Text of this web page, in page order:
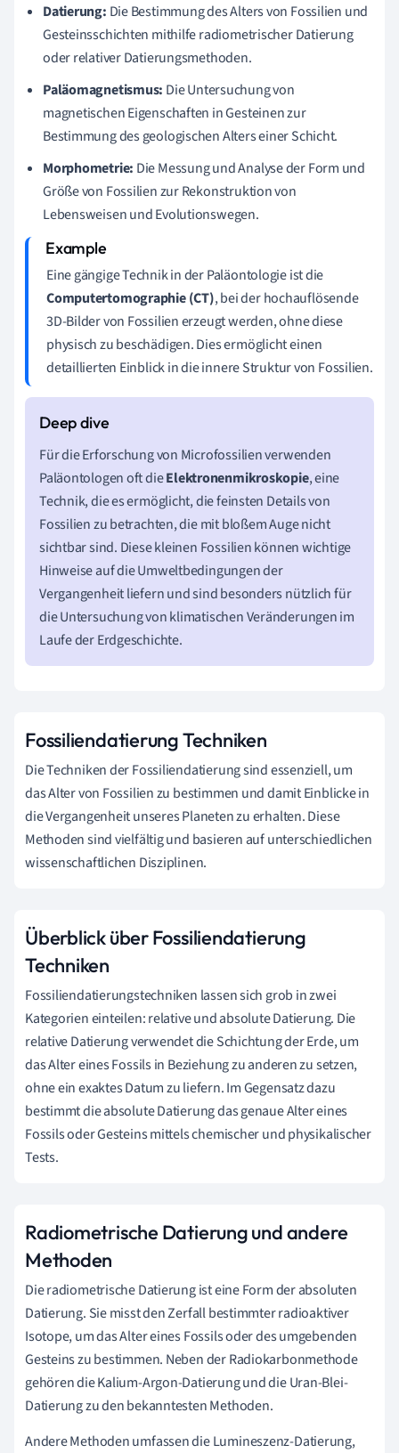
Datierung: Die Bestimmung des Alters von Fossilien und
Gesteinsschichten mithilfe radiometrischer Datierung
oder relativer Datierungsmethoden.
Paläomagnetismus: Die Untersuchung von
magnetischen Eigenschaften in Gesteinen zur
Bestimmung des geologischen Alters einer Schicht.
Morphometrie: Die Messung und Analyse der Form und
Größe von Fossilien zur Rekonstruktion von
Lebensweisen und Evolutionswegen.
Eine gängige Technik in der Paläontologie ist die
Computertomographie (CT), bei der hochauflösende
3D-Bilder von Fossilien erzeugt werden, ohne diese
physisch zu beschädigen. Dies ermöglicht einen
detaillierten Einblick in die innere Struktur von Fossilien.
Für die Erforschung von Microfossilien verwenden
Paläontologen oft dieElektronenmikroskopie, eine
Technik, die es ermöglicht, die feinsten Details von
Fossilien zu betrachten, die mit bloßem Auge nicht
sichtbar sind. Diese kleinen Fossilien können wichtige
Hinweise auf die Umweltbedingungen der
Vergangenheit liefern und sind besonders nützlich für
die Untersuchung von klimatischen Veränderungen im
Laufe der Erdgeschichte.
Fossiliendatierung Techniken
Die Techniken der Fossiliendatierung sind essenziell, um
das Alter von Fossilien zu bestimmen und damit Einblicke in
die Vergangenheit unseres Planeten zu erhalten. Diese
Methoden sind vielfältig und basieren auf unterschiedlichen
wissenschaftlichen Disziplinen.
Überblick über Fossiliendatierung
Techniken
Fossiliendatierungstechniken lassen sich grob in zwei
Kategorien einteilen: relative und absolute Datierung. Die
relative Datierung verwendet die Schichtung der Erde, um
das Alter eines Fossils in Beziehung zu anderen zu setzen,
ohne ein exaktes Datum zu liefern. Im Gegensatz dazu
bestimmt die absolute Datierung das genaue Alter eines
Fossils oder Gesteins mittels chemischer und physikalischer
Tests.
Radiometrische Datierung und andere
Methoden
Die radiometrische Datierung ist eine Form der absoluten
Datierung. Sie misst den Zerfall bestimmter radioaktiver
Isotope, um das Alter eines Fossils oder des umgebenden
Gesteins zu bestimmen. Neben der Radiokarbonmethode
gehören die Kalium-Argon-Datierung und die Uran-Blei-
Datierung zu den bekanntesten Methoden.
Andere Methoden umfassen die Lumineszenz-Datierung,